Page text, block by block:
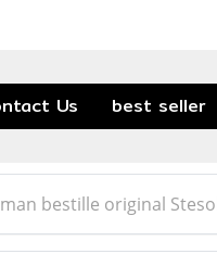
Us best seller
bestille original